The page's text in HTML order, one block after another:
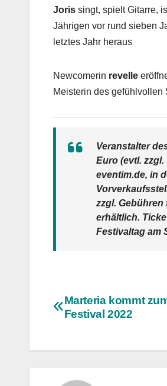
Joris singt, spielt Gitarre,
Jährigen vor rund sieben
letztes Jahr heraus
Newcomerin revelle
Meisterin des gefühlvollen
Veranstalter
Euro (evtl.
eventim.de, in
zzgl.
erhältlich.
Festivaltag am
Marteria kommt
Festival 2022